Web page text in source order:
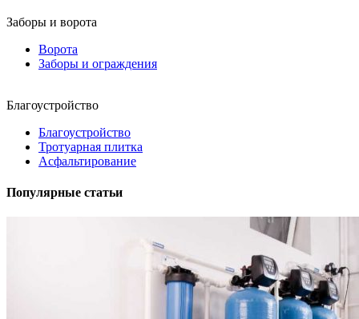
Заборы и ворота
Ворота
Заборы и ограждения
Благоустройство
Благоустройство
Тротуарная плитка
Асфальтирование
Популярные статьи